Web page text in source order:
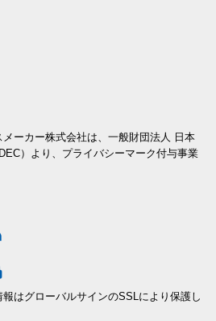
ーカー株式会社は、一般財団法人 日本
）より、プライバシーマーク付与事業
はグローバルサインのSSLにより保護し